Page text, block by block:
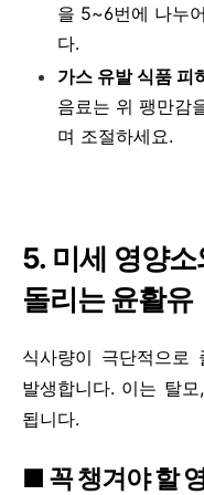
을 5~6번에 나누
다.
가스 유발 식품 피
음료는 위 팽만감
며 조절하세요.
5. 미세 영양
돌리는 윤활유
식사량이 극단적으로
발생합니다. 이는 탈
됩니다.
■ 꼭 챙겨야 할